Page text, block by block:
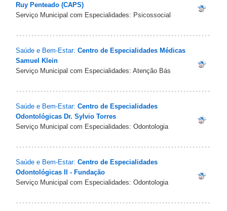
Ruy Penteado (CAPS)
Serviço Municipal com Especialidades: Psicossocial
Saúde e Bem-Estar: Centro de Especialidades Médicas
Samuel Klein
Serviço Municipal com Especialidades: Atenção Bás
Saúde e Bem-Estar: Centro de Especialidades
Odontológicas Dr. Sylvio Torres
Serviço Municipal com Especialidades: Odontologia
Saúde e Bem-Estar: Centro de Especialidades
Odontológicas II - Fundação
Serviço Municipal com Especialidades: Odontologia